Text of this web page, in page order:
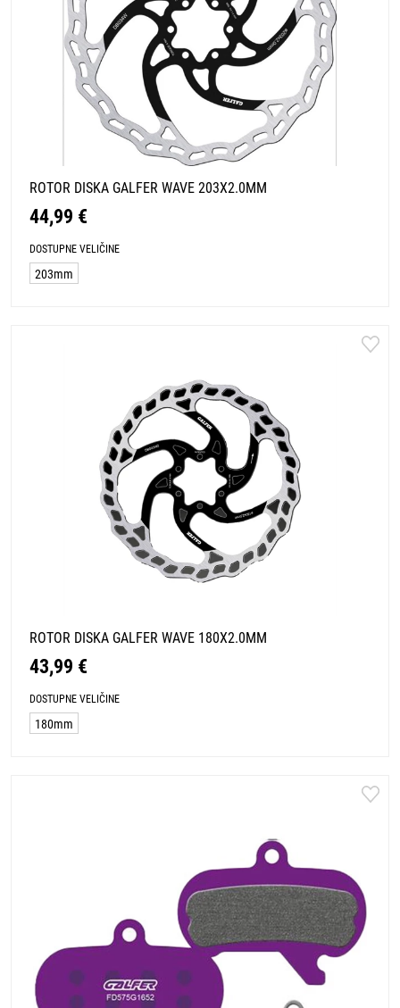
ROTOR DISKA GALFER WAVE 203X2.0MM
44,99 €
DOSTUPNE VELIČINE
203mm
ROTOR DISKA GALFER WAVE 180X2.0MM
43,99 €
DOSTUPNE VELIČINE
180mm